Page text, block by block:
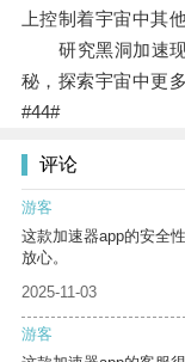
上控制着宇宙中其
研究黑洞加速现
秘，探索宇宙中更
#44#
评论
游客
这款加速器app的安全
放心。
2025-11-03
游客